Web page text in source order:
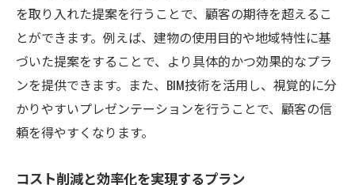
を取り入れた提案を行うことで、顧客の期待を超えるこ
とができます。例えば、建物の使用目的や地域特性に基
づいた提案をすることで、より具体的かつ効果的なプラ
ンを提供できます。また、BIM技術を活用し、視覚的に分
かりやすいプレゼンテーションを行うことで、顧客の信
頼を得やすくなります。
コスト削減と効率化を実現するプラン